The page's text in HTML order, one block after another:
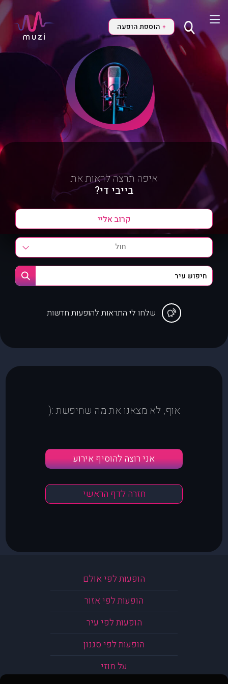
+ הוספת הופעה
איפה תרצה לראות את
בייבי די?
חול
שלחו לי התראות להופעות חדשות
אוף, לא מצאנו את מה שחיפשת :(
אני רוצה להוסיף אירוע
חזרה לדף הראשי
הופעות לפי אולם
הופעות לפי אזור
הופעות לפי עיר
הופעות לפי סגנון
על מוזי